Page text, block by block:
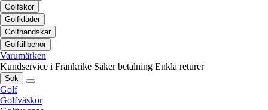
Golfskor
Golfkläder
Golfhandskar
Golftillbehör
Varumärken
Kundservice i Frankrike Säker betalning Enkla returer
Sök
Golf
Golfväskor